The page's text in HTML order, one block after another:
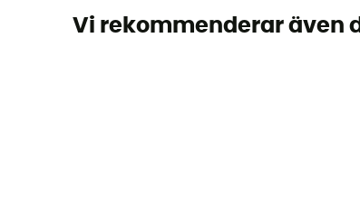
Vi rekommenderar även